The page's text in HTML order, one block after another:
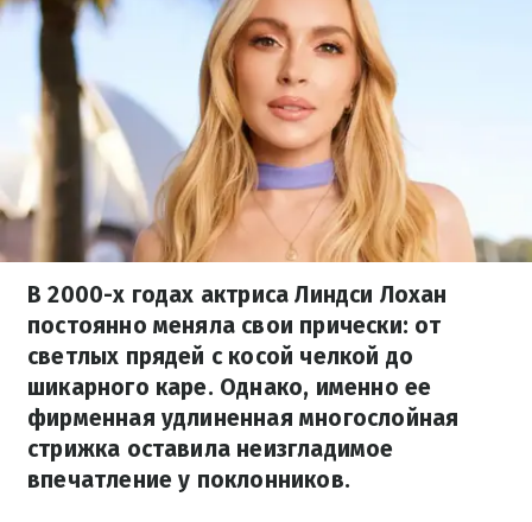
В 2000-х годах актриса Линдси Лохан
постоянно меняла свои прически: от
светлых прядей с косой челкой до
шикарного каре. Однако, именно ее
фирменная удлиненная многослойная
стрижка оставила неизгладимое
впечатление у поклонников.